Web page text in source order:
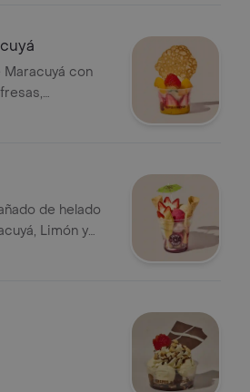
Maracuyá con
de la
de helado
Limón y
banano, fresas